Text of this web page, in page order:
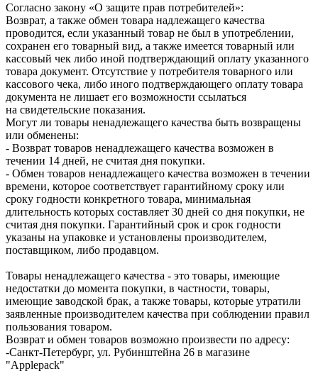
Согласно закону «О защите прав потребителей»:
Возврат, а также обмен товара надлежащего качества
проводится, если указанный товар не был в употреблении,
сохранен его товарный вид, а также имеется товарный или
кассовый чек либо иной подтверждающий оплату указанного
товара документ. Отсутствие у потребителя товарного или
кассового чека, либо иного подтверждающего оплату товара
документа не лишает его возможности ссылаться
на свидетельские показания.
Могут ли товары ненадлежащего качества быть возвращены
или обменены:
- Возврат товаров ненадлежащего качества возможен в
течении 14 дней, не считая дня покупки.
- Обмен товаров ненадлежащего качества возможен в течении
времени, которое соответствует гарантийному сроку или
сроку годности конкретного товара, минимальная
длительность которых составляет 30 дней со дня покупки, не
считая дня покупки. Гарантийный срок и срок годности
указаны на упаковке и установлены производителем,
поставщиком, либо продавцом.
Товары ненадлежащего качества - это товары, имеющие
недостатки до момента покупки, в частности, товары,
имеющие заводской брак, а также товары, которые утратили
заявленные производителем качества при соблюдении правил
пользования товаром.
Возврат и обмен товаров возможно произвести по адресу:
-Санкт-Петербург, ул. Рубинштейна 26 в магазине
"Applepack"